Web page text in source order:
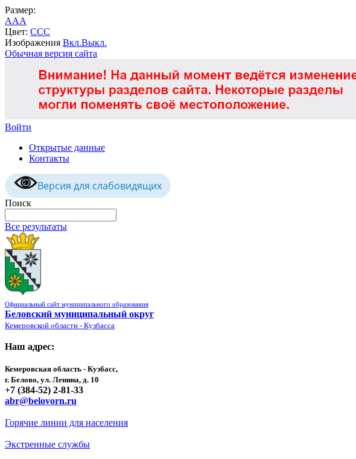
Размер:
AAA
Цвет: CCC
Изображения Вкл.Выкл.
Обычная версия сайта
Войти
Открытые данные
Контакты
Версия для слабовидящих
Поиск
Все результаты
Официальный сайт муниципального образования
Беловский муниципальный округ
Кемеровской области - Кузбасса
Наш адрес:
Кемеровская область - Кузбасс,
г. Белово, ул. Ленина, д. 10
+7 (384-52) 2-81-33
abr@belovorn.ru
Горячие линии для населения
Экстренные службы